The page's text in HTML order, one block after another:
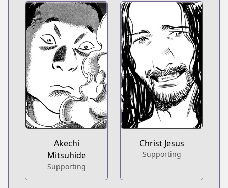
Akechi
Mitsuhide
Supporting
Christ Jesus
Supporting